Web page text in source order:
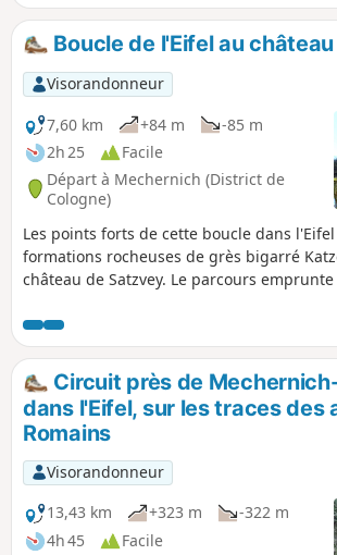
trouve Vogelsang, une forteresse
le régime du Troisième Reich. Avant la
complexe servait de lieu de formation
future élite nazie. Après la guerre, le site
successivement par les armées
pendant plusieurs décennies. Aujourd'hui,
renommé en Vogelsang Internationaler
un centre international de mémoire qui
seulement les faits historiques de
aborde aussi des considérations,
ayant trait à la vie sociale actuelle.
Boucle de l'Eifel au
Visorandonneur
7,60 km
+84 m
-85 m
2h 25
Facile
Départ à Mechernich (District de
Cologne)
Les points forts de cette boucle dans
formations rocheuses de grès bigarré
château de Satzvey. Le parcours
seulement un court passage sur un sentier.
Circuit près de
dans l'Eifel, sur les traces des
Romains
Visorandonneur
13,43 km
+323 m
-322 m
4h 45
Facile